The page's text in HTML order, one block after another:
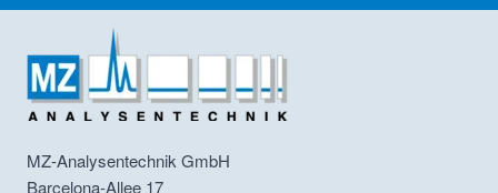
MZ-Analysentechnik GmbH
Barcelona-Allee 17